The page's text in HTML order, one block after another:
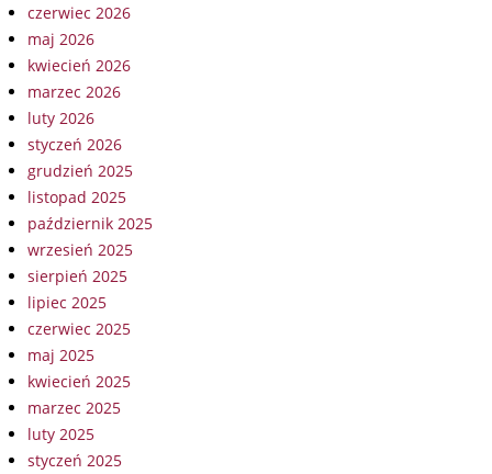
czerwiec 2026
maj 2026
kwiecień 2026
marzec 2026
luty 2026
styczeń 2026
grudzień 2025
listopad 2025
październik 2025
wrzesień 2025
sierpień 2025
lipiec 2025
czerwiec 2025
maj 2025
kwiecień 2025
marzec 2025
luty 2025
styczeń 2025